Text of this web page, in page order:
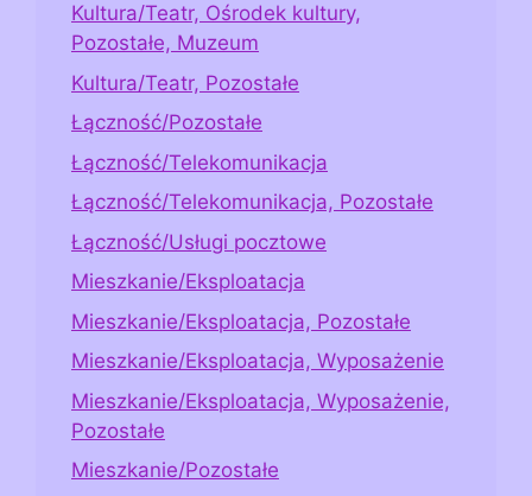
Kultura/Teatr, Ośrodek kultury,
Pozostałe, Muzeum
Kultura/Teatr, Pozostałe
Łączność/Pozostałe
Łączność/Telekomunikacja
Łączność/Telekomunikacja, Pozostałe
Łączność/Usługi pocztowe
Mieszkanie/Eksploatacja
Mieszkanie/Eksploatacja, Pozostałe
Mieszkanie/Eksploatacja, Wyposażenie
Mieszkanie/Eksploatacja, Wyposażenie,
Pozostałe
Mieszkanie/Pozostałe